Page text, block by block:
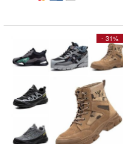
- 31%